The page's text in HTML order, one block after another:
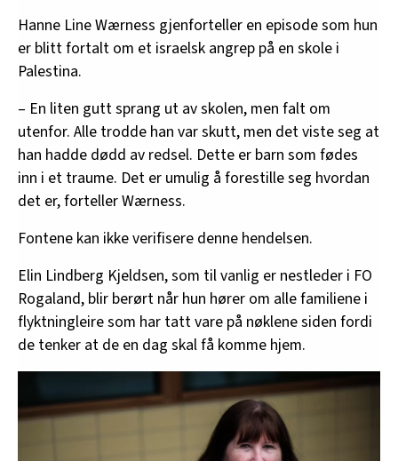
Hanne Line Wærness gjenforteller en episode som hun
er blitt fortalt om et israelsk angrep på en skole i
Palestina.
– En liten gutt sprang ut av skolen, men falt om
utenfor. Alle trodde han var skutt, men det viste seg at
han hadde dødd av redsel. Dette er barn som fødes
inn i et traume. Det er umulig å forestille seg hvordan
det er, forteller Wærness.
Fontene kan ikke verifisere denne hendelsen.
Elin Lindberg Kjeldsen, som til vanlig er nestleder i FO
Rogaland, blir berørt når hun hører om alle familiene i
flyktningleire som har tatt vare på nøklene siden fordi
de tenker at de en dag skal få komme hjem.